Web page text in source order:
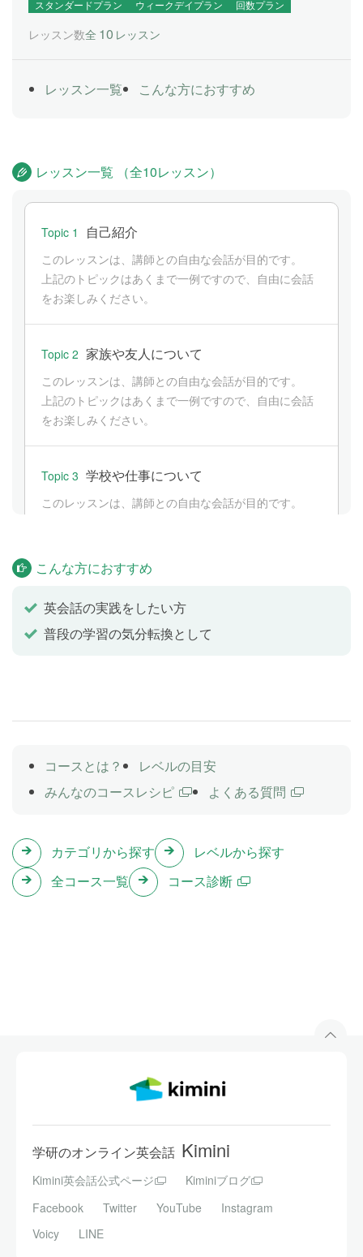
スタンダードプラン
ウィークデイプラン 回数プラン
レッスン数全 10 レッスン
レッスン一覧 こんな方におすすめ
レッスン一覧 （全10レッスン）
Topic 1 自己紹介
このレッスンは、講師との自由な会話が目的です。
上記のトピックはあくまで一例ですので、自由に会話
をお楽しみください。
Topic 2 家族や友人について
このレッスンは、講師との自由な会話が目的です。
上記のトピックはあくまで一例ですので、自由に会話
をお楽しみください。
Topic 3 学校や仕事について
このレッスンは、講師との自由な会話が目的です。
Topic 4 夢や目標について
このレッスンは、講師との自由な会話が目的です。
上記のトピックはあくまで一例ですので、自由に会話
Topic 5 故郷や出身について
上記のトピックはあくまで一例ですので、自由に会話
をお楽しみください。
趣味について
このレッスンは、講師との自由な会話が目的です。
上記のトピックはあくまで一例ですので、自由に会話
得意なことや苦手なことについて
上記のトピックはあくまで一例ですので、自由に会話
をお楽しみください。
Topic 9 好きな食べ物や嫌いな食べ物について
このレッスンは、講師との自由な会話が目的です。
こんな方におすすめ
英会話の実践をしたい方
普段の学習の気分転換として
コースとは？
レベルの目安
みんなのコースレシピ
よくある質問
カテゴリから探す
レベルから探す
全コース一覧
コース診断
学研のオンライン英会話 Kimini
Kimini英会話公式ページ
Kiminiブログ
Facebook
Twitter YouTube
Instagram
Voicy
LINE